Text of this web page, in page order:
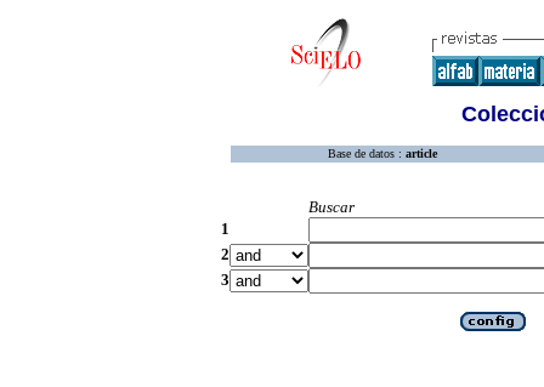
Base de datos : article
Buscar
1
2
3